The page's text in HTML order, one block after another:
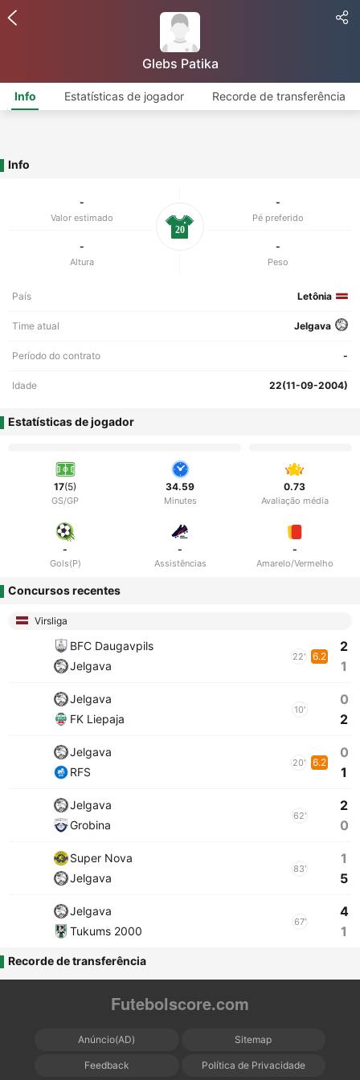
Glebs Patika
Info Estatísticas de jogador Recorde de transferência
Info
-
Valor estimado
-
Pé preferido
-
Altura
-
Peso
20
País Letônia
Time atual Jelgava
Período do contrato -
Idade 22(11-09-2004)
Estatísticas de jogador
17(5)
GS/GP
34.59
Minutes
0.73
Avaliação média
-
Gols(P)
-
Assistências
-
Amarelo/Vermelho
Concursos recentes
Virsliga
BFC Daugavpils
Jelgava
22' 6.2
2
1
Jelgava
FK Liepaja
10'
0
2
Jelgava
RFS
20' 6.2
0
1
Jelgava
Grobina
62'
2
0
Super Nova
Jelgava
83'
1
5
Jelgava
Tukums 2000
67'
4
1
Recorde de transferência
Futebolscore.com
Anúncio(AD) Sitemap
Feedback Política de Privacidade